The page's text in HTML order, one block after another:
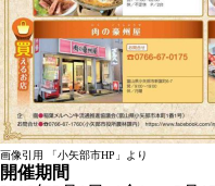
画像引用 「小矢部市HP」より
開催期間